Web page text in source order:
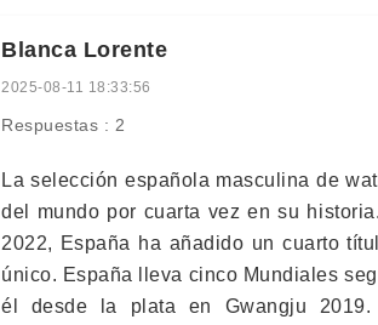
Blanca Lorente
2025-08-11 18:33:56
Respuestas : 2
La selección española masculina de
del mundo por cuarta vez en su
2022, España ha añadido un cuarto
único. España lleva cinco Mundiales
él desde la plata en Gwangju 2019.